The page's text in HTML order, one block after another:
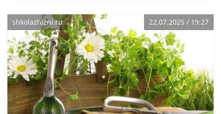
shkolazhizni.ru 22.07.2025 / 19:27